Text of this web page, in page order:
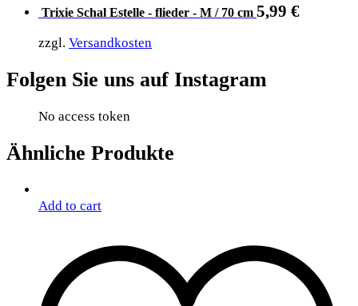
Trixie Schal Estelle - flieder - M / 70 cm 5,99 €
zzgl. Versandkosten
Folgen Sie uns auf Instagram
No access token
Ähnliche Produkte
Add to cart